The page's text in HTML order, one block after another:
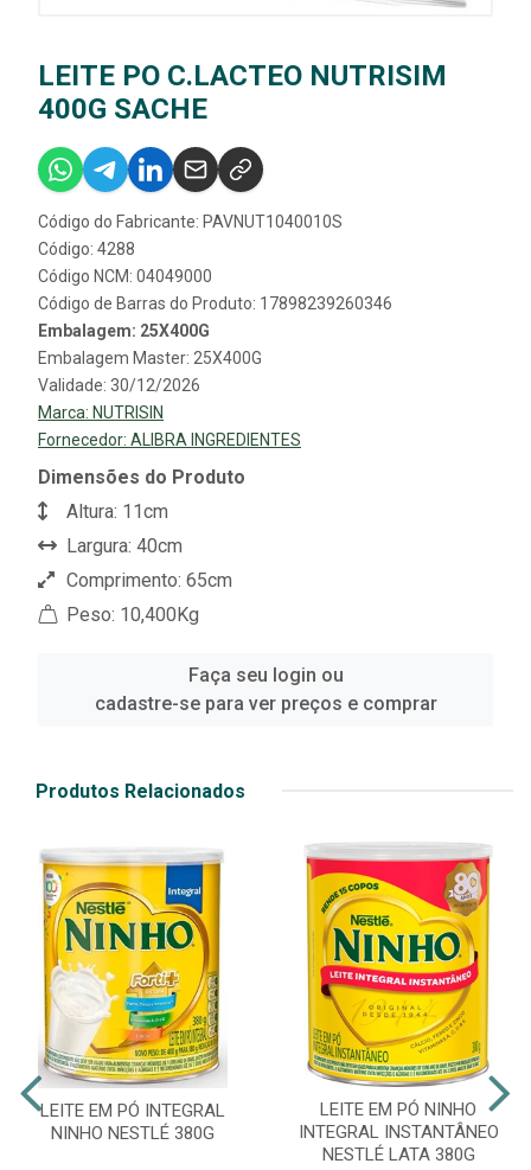
LEITE PO C.LACTEO NUTRISIM
400G SACHE
Código do Fabricante: PAVNUT1040010S
Código: 4288
Código NCM: 04049000
Código de Barras do Produto: 17898239260346
Embalagem: 25X400G
Embalagem Master: 25X400G
Validade: 30/12/2026
Marca: NUTRISIN
Fornecedor: ALIBRA INGREDIENTES
Dimensões do Produto
Altura: 11cm
Largura: 40cm
Comprimento: 65cm
Peso: 10,400Kg
Faça seu login ou
cadastre-se para ver preços e comprar
Produtos Relacionados
LEITE EM PÓ INTEGRAL
NINHO NESTLÉ 380G
LEITE EM PÓ NINHO
INTEGRAL INSTANTÂNEO
NESTLÉ LATA 380G